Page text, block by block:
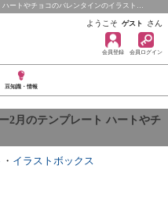
ートやチョコのバレンタインのイラスト…
ようこそ ゲスト さん
会員登録 会員ログイン
豆知識・情報
2月のテンプレート ハートやチ
・ イラストボックス